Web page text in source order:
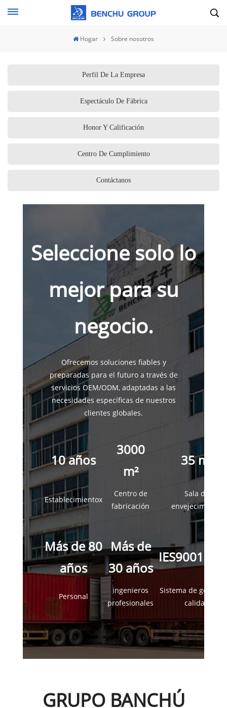
Hogar Sobre nosotros
Perfil De La Empresa
Espectáculo De Fábrica
Honor Y Calificación
Centro De Cumplimiento
Contáctanos
Seleccione solo lo
mejor para su
negocio.
Ofrecemos soluciones fiables y
preparadas para el futuro a través de
servicios OEM/ODM, adaptadas a las
necesidades específicas de nuestros
clientes globales.
10 años
3000
m²
35 m²
Establecimientox
Centro de
fabricación
Sala de
envejecimiento
Más de 80
años
Más de
30 años
Personal
ingenieros
profesionales
Sistema de gestión
calidad
GRUPO BANCHÚ